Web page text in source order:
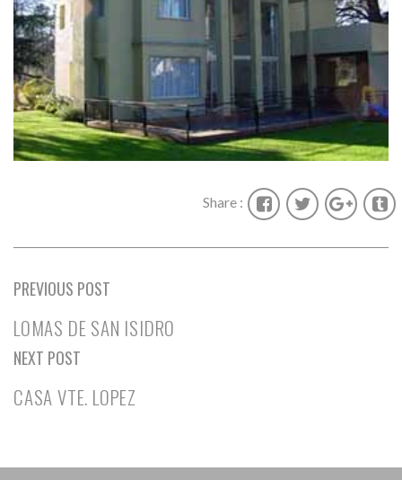
Share :
PREVIOUS POST
LOMAS DE SAN ISIDRO
NEXT POST
CASA VTE. LOPEZ